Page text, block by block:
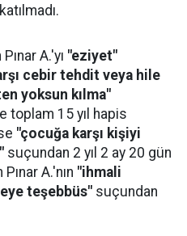
A.'yı "eziyet"
cebir tehdit veya hile
yoksun kılma"
toplam 15 yıl hapis
"çocuğa karşı kişiyi
suçundan 2 yıl 2 ay 20 gün
A.'nın "ihmali
teşebbüs" suçundan